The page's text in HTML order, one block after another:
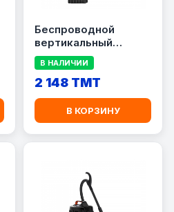
Беспроводной
вертикальный
пылесос Xiaomi
Deerma T30 Black
(VCXDT30)
В НАЛИЧИИ
2 148 TMT
В КОРЗИНУ